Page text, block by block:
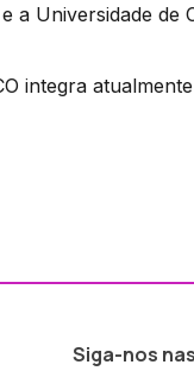
a Universidade de
integra
Siga-nos